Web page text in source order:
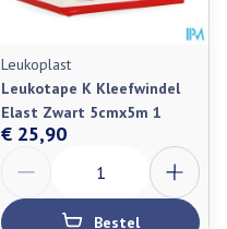
Leukoplast
Leukotape K Kleefwindel
Elast Zwart 5cmx5m 1
€ 25,90
Bestel